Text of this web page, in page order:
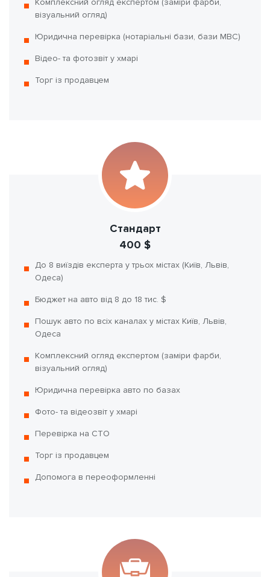
Комплексний огляд експертом (заміри фарби,
візуальний огляд)
Юридична перевірка (нотаріальні бази, бази МВС)
Відео- та фотозвіт у хмарі
Торг із продавцем
Стандарт
400 $
До 8 виїздів експерта у трьох містах (Київ, Львів,
Одеса)
Бюджет на авто від 8 до 18 тис. $
Пошук авто по всіх каналах у містах Київ, Львів,
Одеса
Комплексний огляд експертом (заміри фарби,
візуальний огляд)
Юридична перевірка авто по базах
Фото- та відеозвіт у хмарі
Перевірка на СТО
Торг із продавцем
Допомога в переоформленні